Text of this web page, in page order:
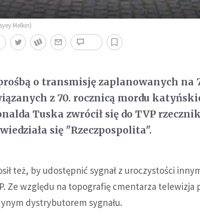
Melkin)
o transmisję zaplanowanych na
z 70. rocznicą mordu
Tuska zwrócił się do TVP
się "Rzeczpospolita".
też, by udostępnić sygnał z uroczystości
Ze względu na topografię cmentarza
dystrybutorem sygnału.